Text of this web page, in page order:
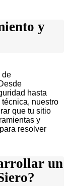
y
de
hasta
nuestro
que tu sitio
y
resolver
un